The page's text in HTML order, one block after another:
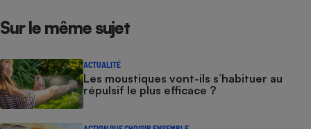
Sur le même sujet
ACTUALITÉ
Les moustiques vont-ils s’habituer au
répulsif le plus efficace ?